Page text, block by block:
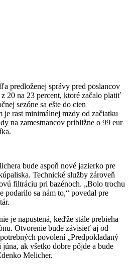
predloženej správy pred poslancov
20 na 23 percent, ktoré začalo platiť
sezóne sa ešte do cien
je rast minimálnej mzdy od začiatku
na zamestnancov približne o 99 eur
bude aspoň nové jazierko pre
Technické služby zároveň
filtráciu pri bazénoch. „Bolo trochu
sa nám to,“ povedal pre
je napustená, keďže stále prebieha
Otvorenie bude závisieť aj od
povolení „Predpokladaný
ak všetko dobre pôjde a bude
Melicher.